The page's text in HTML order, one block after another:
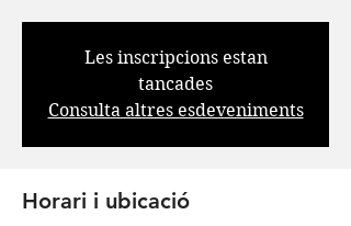
Les inscripcions estan
tancades
Consulta altres esdeveniments
Horari i ubicació